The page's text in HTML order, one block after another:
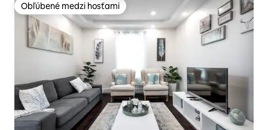
Obľúbené medzi hosťami
Obľúbené medzi hosťami